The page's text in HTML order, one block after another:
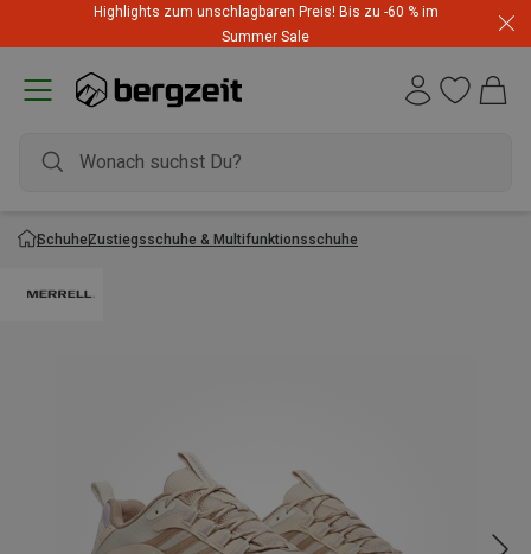
Highlights zum unschlagbaren Preis! Bis zu -60 % im
Summer Sale
SchuheZustiegsschuhe & Multifunktionsschuhe